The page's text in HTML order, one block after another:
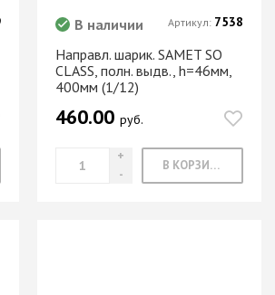
Направл. шарик. SAMET SO
CLASS, полн. выдв., h=46мм,
400мм (1/12)
В наличии
460.00руб.
В КОРЗИНУ
Артикул: 7538